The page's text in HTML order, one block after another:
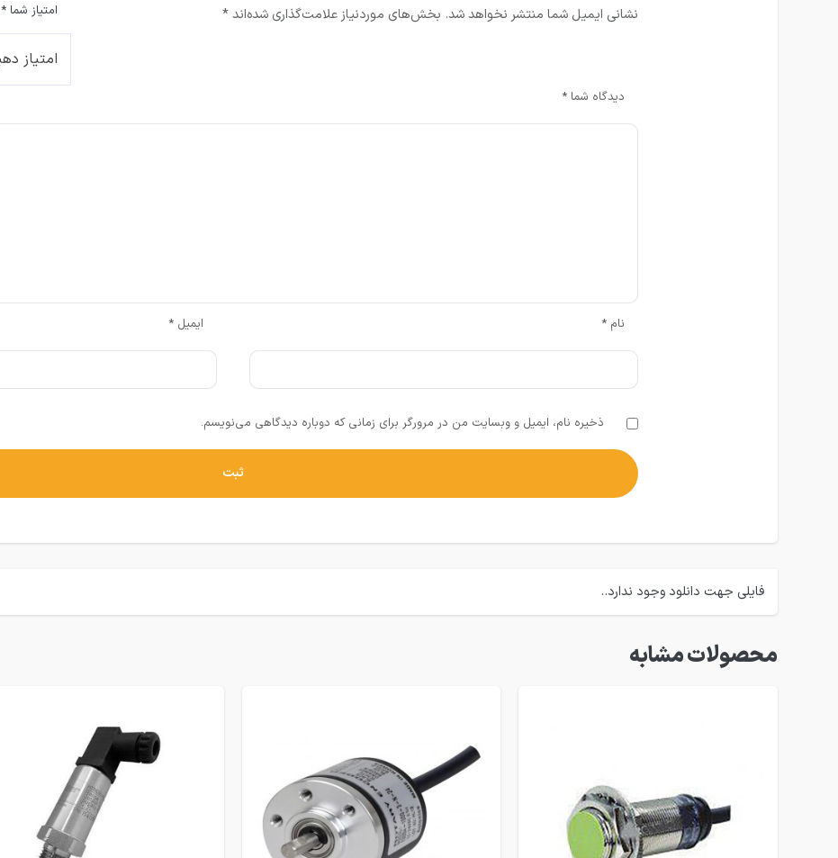
نشانی ایمیل شما منتشر نخواهد شد. بخش‌های موردنیاز علامت‌گذاری شده‌اند* امتیاز شما *
دیدگاه شما *
نام * ایمیل *
ذخیره نام، ایمیل و وبسایت من در مرورگر برای زمانی که دوباره دیدگاهی می‌نویسم.
فایلی جهت دانلود وجود ندارد..
محصولات مشابه